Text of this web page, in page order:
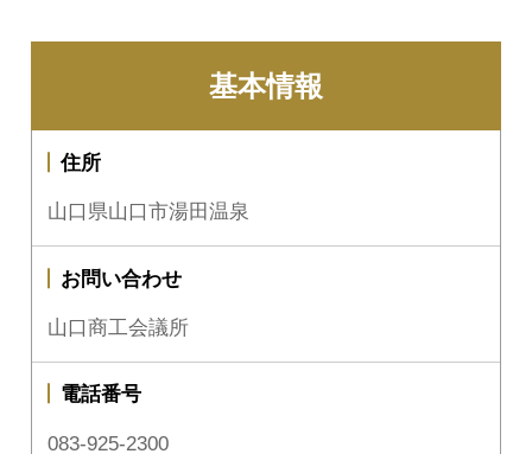
基本情報
住所
山口県山口市湯田温泉
お問い合わせ
山口商工会議所
電話番号
083-925-2300